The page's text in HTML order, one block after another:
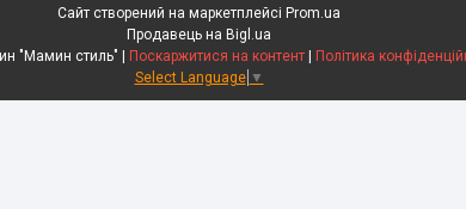
Сайт створений на маркетплейсі Prom.ua
Продавець на Bigl.ua
Інтернет-магазин "Мамин стиль" | Поскаржитися на контент | Політика
Select Language ▼